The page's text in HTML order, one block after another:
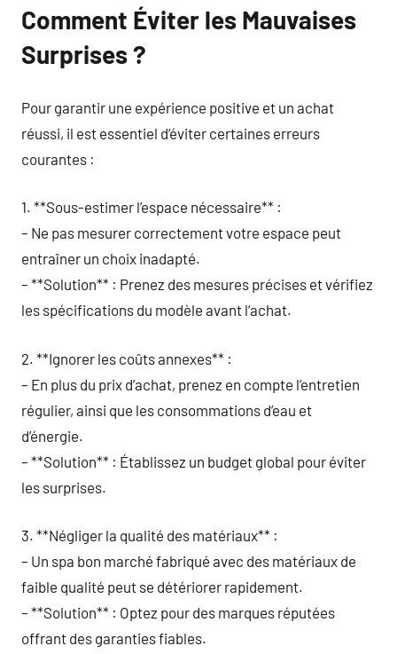
Comment Éviter les Mauvaises
Surprises ?
Pour garantir une expérience positive et un achat
réussi, il est essentiel d’éviter certaines erreurs
courantes :
1. **Sous-estimer l’espace nécessaire** :
– Ne pas mesurer correctement votre espace peut
entraîner un choix inadapté.
– **Solution** : Prenez des mesures précises et vérifiez
les spécifications du modèle avant l’achat.
2. **Ignorer les coûts annexes** :
– En plus du prix d’achat, prenez en compte l’entretien
régulier, ainsi que les consommations d’eau et
d’énergie.
– **Solution** : Établissez un budget global pour éviter
les surprises.
3. **Négliger la qualité des matériaux** :
– Un spa bon marché fabriqué avec des matériaux de
faible qualité peut se détériorer rapidement.
– **Solution** : Optez pour des marques réputées
offrant des garanties fiables.